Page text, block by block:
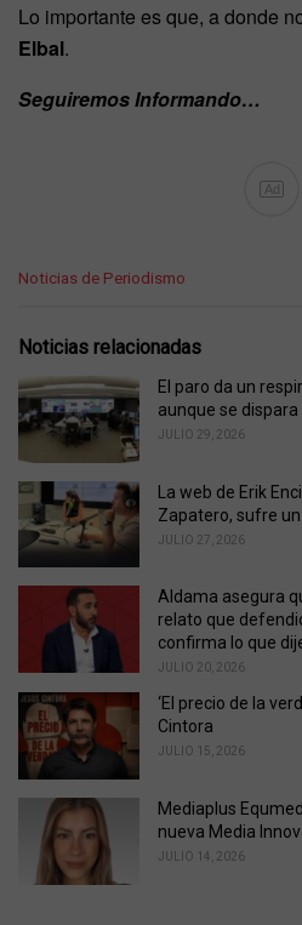
Lo importante es que, a donde
Elbal.
Seguiremos Informando…
Ad
C
e
o
i
:
Noticias de Periodismo
Noticias relacionadas
El paro da un
aunque se
JULIO 29, 2026
La web de Erik
Zapatero, sufre
JULIO 27, 2026
Aldama asegura
relato que
confirma lo que
JULIO 20, 2026
‘El precio de la
Cintora
JULIO 15, 2026
Mediaplus
nueva Media
JULIO 14, 2026